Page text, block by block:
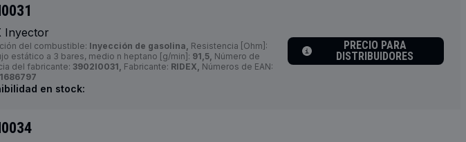
Inyector
del combustible: Inyección de gasolina, Resistencia [Ohm]:
estático a 3 bares, medio n heptano [g/min]: 91,5, Número de
del fabricante: 3902I0031, Fabricante: RIDEX, Números de EAN:
en stock:
PRECIO PARA
DISTRIBUIDORES